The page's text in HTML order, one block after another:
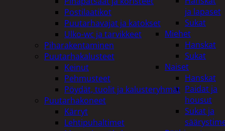
ja lapaset
Sukat
Miehet
Hanskat
Sukat
Naiset
Hanskat
Paidat ja
housut
Sukat ja
Postilaatikot
Puutarhavajat ja katokset
Ulko-wc ja tarvikkeet
Piharakentaminen
Puutarhakalusteet
Keinut
Pehmusteet
Pöydät, tuolit ja kalusteryhmät
Puutarhakoneet
Kärryt
Lehtipuhaltimet